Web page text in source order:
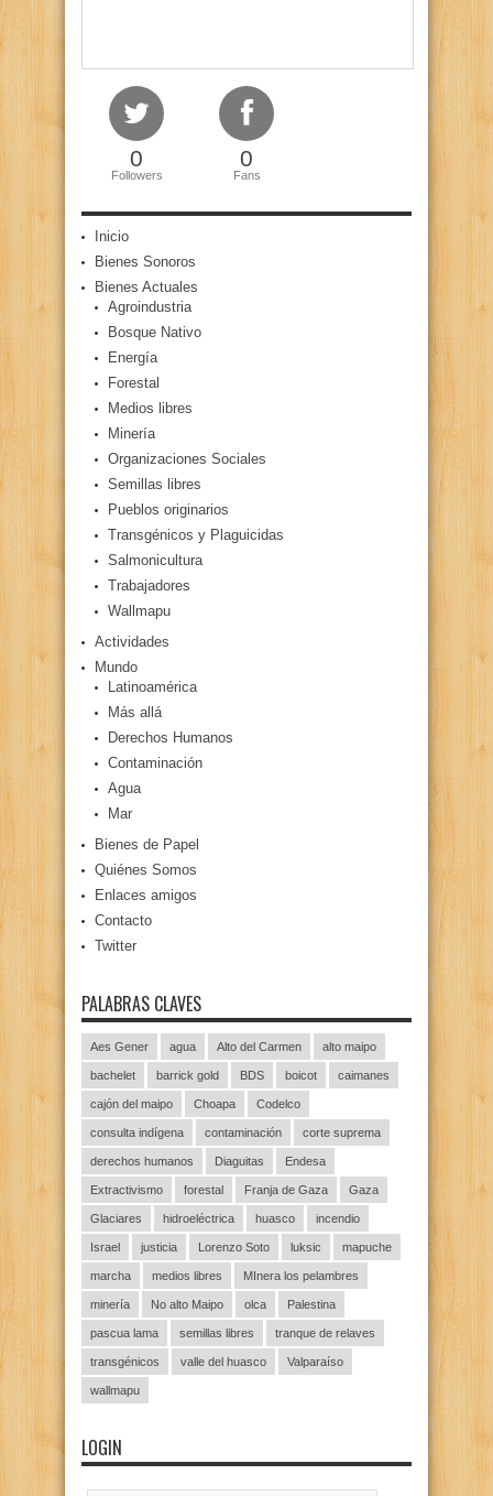
0
Followers
0
Fans
Inicio
Bienes Sonoros
Bienes Actuales
Agroindustria
Bosque Nativo
Energía
Forestal
Medios libres
Minería
Organizaciones Sociales
Semillas libres
Pueblos originarios
Transgénicos y Plaguicidas
Salmonicultura
Trabajadores
Wallmapu
Actividades
Mundo
Latinoamérica
Más allá
Derechos Humanos
Contaminación
Agua
Mar
Bienes de Papel
Quiénes Somos
Enlaces amigos
Contacto
Twitter
PALABRAS CLAVES
Aes Gener agua Alto del Carmen alto maipo
bachelet barrick gold BDS boicot caimanes
cajón del maipo Choapa Codelco
consulta indígena contaminación corte suprema
derechos humanos Diaguitas Endesa
Extractivismo forestal Franja de Gaza Gaza
Glaciares hidroeléctrica huasco incendio
Israel justicia Lorenzo Soto luksic mapuche
marcha medios libres MInera los pelambres
minería No alto Maipo olca Palestina
pascua lama semillas libres tranque de relaves
transgénicos valle del huasco Valparaíso
wallmapu
LOGIN